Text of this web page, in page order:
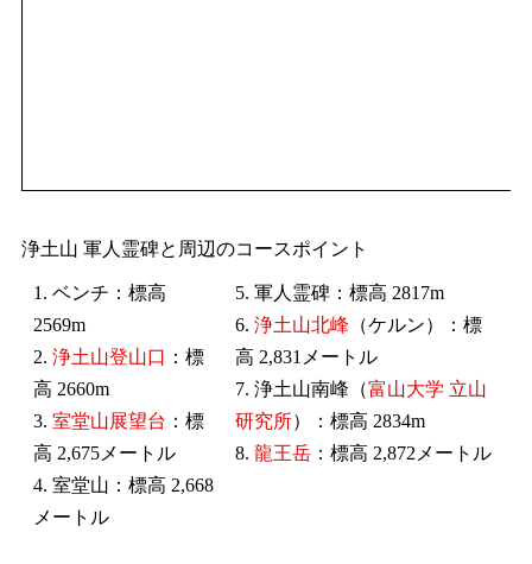
浄土山 軍人霊碑と周辺のコースポイント
1. ベンチ：標高
2569m
2. 浄土山登山口 ：標
高 2660m
3. 室堂山展望台 ：標
高 2,675メートル
4. 室堂山：標高 2,668
メートル
5. 軍人霊碑：標高 2817m
6. 浄土山北峰 （ケルン）：標
高 2,831メートル
7. 浄土山南峰（富山大学 立山
研究所）：標高 2834m
8. 龍王岳 ：標高 2,872メートル